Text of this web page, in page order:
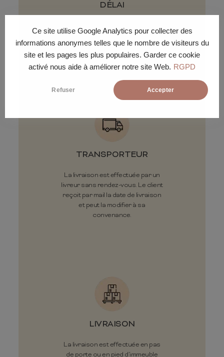
Ce site utilise Google Analytics pour collecter des
informations anonymes telles que le nombre de visiteurs du
site et les pages les plus populaires. Garder ce cookie
activé nous aide à améliorer notre site Web. RGPD
Refuser Accepter
DÉLAI
8h et 18h selon la tournée du
livreur.
TRANSPORTEUR
La livraison est effectuée par un
livreur sans rendez-vous. Le client
reçoit par mail la date de livraison
et peut la modifier à sa
convenance.
LIVRAISON
La livraison est effectuée en pas
de porte ou en pied d’immeuble